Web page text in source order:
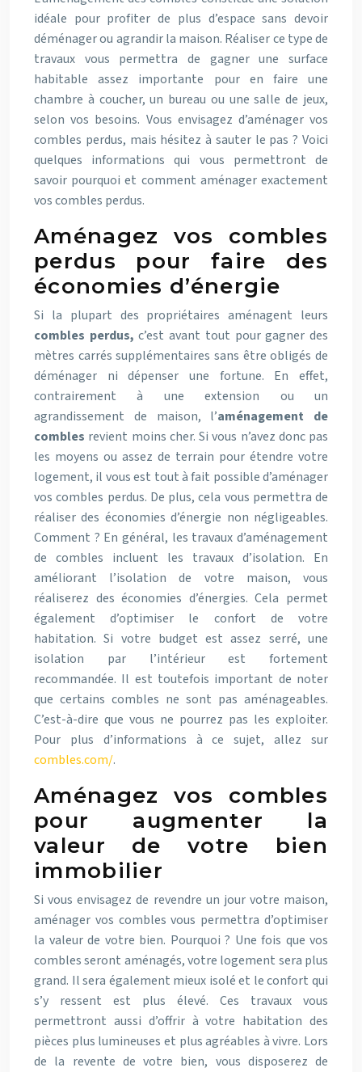
idéale pour profiter de plus d’espace sans devoir
déménager ou agrandir la maison. Réaliser ce type de
travaux vous permettra de gagner une surface
habitable assez importante pour en faire une
chambre à coucher, un bureau ou une salle de jeux,
selon vos besoins. Vous envisagez d’aménager vos
combles perdus, mais hésitez à sauter le pas ? Voici
quelques informations qui vous permettront de
savoir pourquoi et comment aménager exactement
vos combles perdus.
Aménagez vos combles
perdus pour faire des
économies d’énergie
Si la plupart des propriétaires aménagent leurs
combles perdus,c’est avant tout pour gagner des
mètres carrés supplémentaires sans être obligés de
déménager ni dépenser une fortune. En effet,
contrairement à une extension ou un
agrandissement de maison, l’aménagement de
combles revient moins cher. Si vous n’avez donc pas
les moyens ou assez de terrain pour étendre votre
logement, il vous est tout à fait possible d’aménager
vos combles perdus. De plus, cela vous permettra de
réaliser des économies d’énergie non négligeables.
Comment ? En général, les travaux d’aménagement
de combles incluent les travaux d’isolation. En
améliorant l’isolation de votre maison, vous
réaliserez des économies d’énergies. Cela permet
également d’optimiser le confort de votre
habitation. Si votre budget est assez serré, une
isolation par l’intérieur est fortement
recommandée. Il est toutefois important de noter
que certains combles ne sont pas aménageables.
C’est-à-dire que vous ne pourrez pas les exploiter.
Pour plus d’informations à ce sujet, allez sur
combles.com/.
Aménagez vos combles
pour augmenter la
valeur de votre bien
immobilier
Si vous envisagez de revendre un jour votre maison,
aménager vos combles vous permettra d’optimiser
la valeur de votre bien. Pourquoi ? Une fois que vos
combles seront aménagés, votre logement sera plus
grand. Il sera également mieux isolé et le confort qui
s’y ressent est plus élevé. Ces travaux vous
permettront aussi d’offrir à votre habitation des
pièces plus lumineuses et plus agréables à vivre. Lors
de la revente de votre bien, vous disposerez de